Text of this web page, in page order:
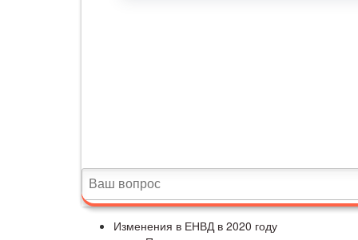
Изменения в ЕНВД в 2020 году